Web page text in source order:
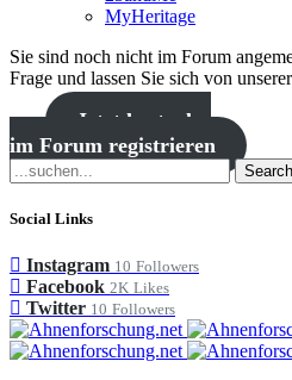
MyHeritage
Sie sind noch nicht im Forum
Frage und lassen Sie sich von
Jetzt kostenlos
im Forum registrieren
Search
Social Links
Instagram 10 Followers
Facebook 2K Likes
Twitter 10 Followers